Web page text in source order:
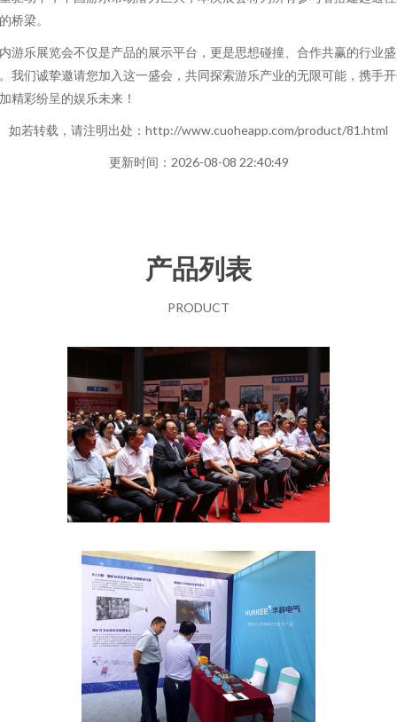
桥梁。
游乐展览会不仅是产品的展示平台，更是思想碰撞、合作共赢的行业盛
我们诚挚邀请您加入这一盛会，共同探索游乐产业的无限可能，携手
精彩纷呈的娱乐未来！
如若转载，请注明出处：http://www.cuoheapp.com/product/81.html
更新时间：2026-08-08 22:40:49
产品列表
PRODUCT